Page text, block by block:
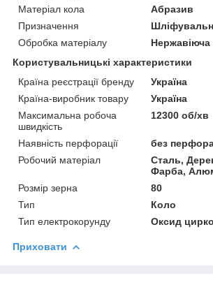
Матеріал кола
Абразив
Призначення
Обробка матеріалу
Користувальницькі характеристики
Країна реєстрації бренду
Україна
Країна-виробник товару
Україна
Максимальна робоча
швидкість
12300 об/хв
Наявність перфорації
без
Робочий матеріал
Сталь,
Фарба,
Розмір зерна
80
Тип
Коло
Тип електрокорунду
Оксид
Приховати